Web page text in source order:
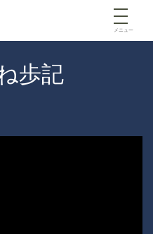
メニュー
歩記